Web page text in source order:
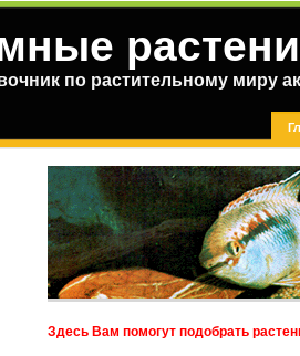
по растительному миру
Здесь Вам помогут подобрать